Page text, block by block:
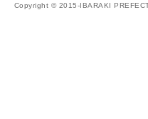
Copyright © 2015-IBARAKI